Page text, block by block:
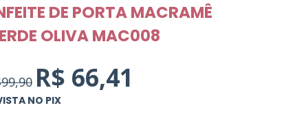
DE PORTA MACRAMÊ
OLIVA MAC008
R$ 66,41
NO PIX